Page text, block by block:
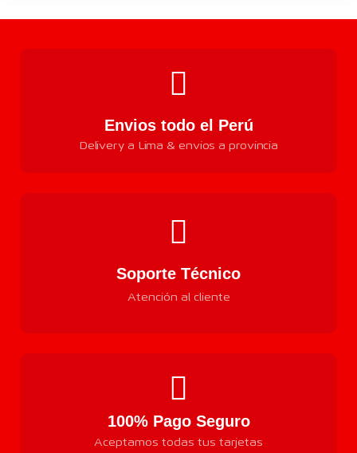
Envios todo el Perú
Delivery a Lima & envios a provincia
Soporte Técnico
Atención al cliente
100% Pago Seguro
Aceptamos todas tus tarjetas